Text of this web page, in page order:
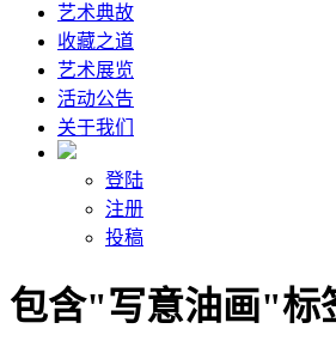
艺术典故
收藏之道
艺术展览
活动公告
关于我们
登陆
注册
投稿
包含"写意油画"标